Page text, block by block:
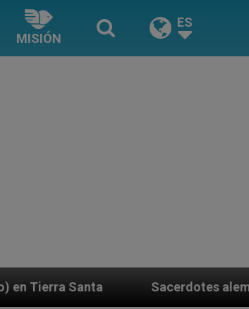
MISIÓN
ES
Sacerdotes alemanes fieles al Papa